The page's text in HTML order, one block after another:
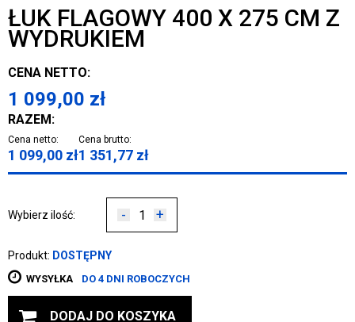
ŁUK FLAGOWY 400 X 275 CM Z
WYDRUKIEM
CENA NETTO:
1 099,00 zł
RAZEM:
Cena netto:
1 099,00 zł
Cena brutto:
1 351,77 zł
Wybierz ilość: - +
Produkt: DOSTĘPNY
WYSYŁKA DO 4 DNI ROBOCZYCH
DODAJ DO KOSZYKA